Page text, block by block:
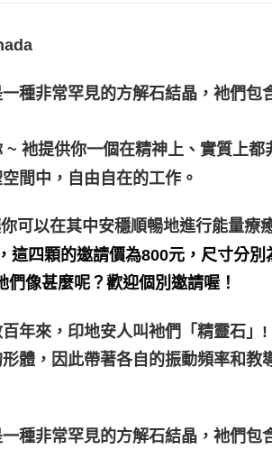
種非常罕見的方解石結晶，衪們包
衪提供你一個在精神上、實質上
間中，自由自在的工作。
可以在其中安穩順暢地進行能量療
這四顆的邀請價為800元，尺寸分別
像甚麼呢？歡迎個別邀請喔！
來，印地安人叫衪們「精靈石」!
體，因此帶著各自的振動頻率和教
種非常罕見的方解石結晶，衪們包